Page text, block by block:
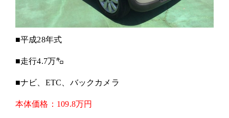
■平成28年式
■走行4.7万㌔
■ナビ、ETC、バックカメラ
本体価格 ： 109.8万円